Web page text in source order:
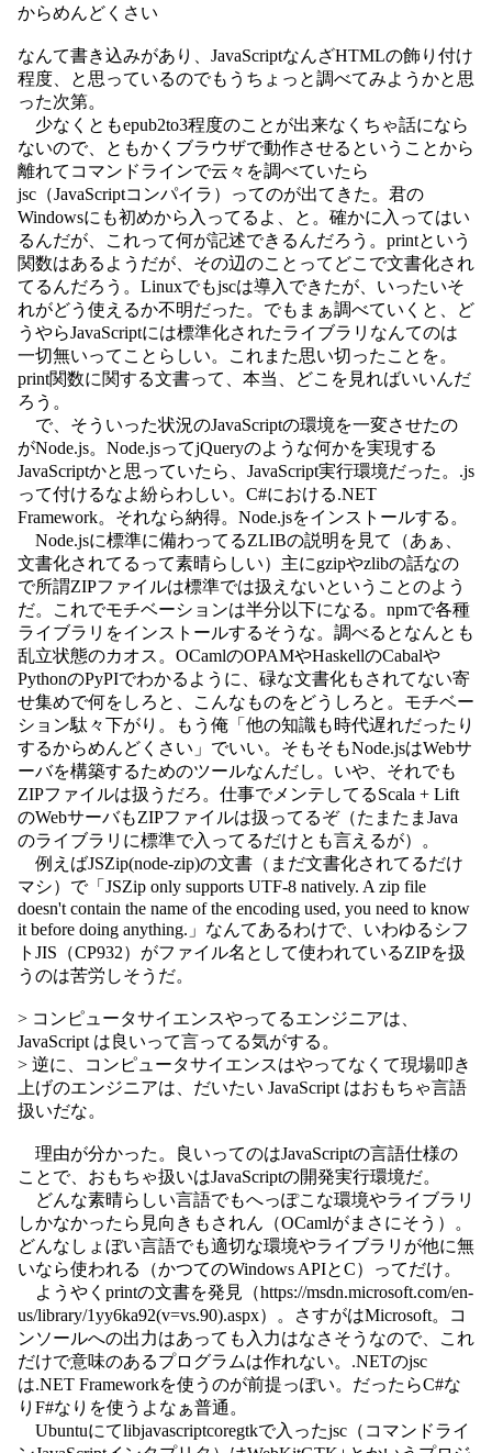
からめんどくさい
なんて書き込みがあり、JavaScriptなんざHTMLの飾り付け
程度、と思っているのでもうちょっと調べてみようかと思
った次第。
少なくともepub2to3程度のことが出来なくちゃ話になら
ないので、ともかくブラウザで動作させるということから
離れてコマンドラインで云々を調べていたら
jsc（JavaScriptコンパイラ）ってのが出てきた。君の
Windowsにも初めから入ってるよ、と。確かに入ってはい
るんだが、これって何が記述できるんだろう。printという
関数はあるようだが、その辺のことってどこで文書化され
てるんだろう。Linuxでもjscは導入できたが、いったいそ
れがどう使えるか不明だった。でもまぁ調べていくと、ど
うやらJavaScriptには標準化されたライブラリなんてのは
一切無いってことらしい。これまた思い切ったことを。
print関数に関する文書って、本当、どこを見ればいいんだ
ろう。
で、そういった状況のJavaScriptの環境を一変させたの
がNode.js。Node.jsってjQueryのような何かを実現する
JavaScriptかと思っていたら、JavaScript実行環境だった。.js
って付けるなよ紛らわしい。C#における.NET
Framework。それなら納得。Node.jsをインストールする。
Node.jsに標準に備わってるZLIBの説明を見て（あぁ、
文書化されてるって素晴らしい）主にgzipやzlibの話なの
で所謂ZIPファイルは標準では扱えないということのよう
だ。これでモチベーションは半分以下になる。npmで各種
ライブラリをインストールするそうな。調べるとなんとも
乱立状態のカオス。OCamlのOPAMやHaskellのCabalや
PythonのPyPIでわかるように、碌な文書化もされてない寄
せ集めで何をしろと、こんなものをどうしろと。モチベー
ション駄々下がり。もう俺「他の知識も時代遅れだったり
するからめんどくさい」でいい。そもそもNode.jsはWebサ
ーバを構築するためのツールなんだし。いや、それでも
ZIPファイルは扱うだろ。仕事でメンテしてるScala + Lift
のWebサーバもZIPファイルは扱ってるぞ（たまたまJava
のライブラリに標準で入ってるだけとも言えるが）。
例えばJSZip(node-zip)の文書（まだ文書化されてるだけ
マシ）で「JSZip only supports UTF-8 natively. A zip file
doesn't contain the name of the encoding used, you need to know
it before doing anything.」なんてあるわけで、いわゆるシフ
トJIS（CP932）がファイル名として使われているZIPを扱
うのは苦労しそうだ。
> コンピュータサイエンスやってるエンジニアは、
JavaScript は良いって言ってる気がする。
> 逆に、コンピュータサイエンスはやってなくて現場叩き
上げのエンジニアは、だいたい JavaScript はおもちゃ言語
扱いだな。
理由が分かった。良いってのはJavaScriptの言語仕様の
ことで、おもちゃ扱いはJavaScriptの開発実行環境だ。
どんな素晴らしい言語でもへっぽこな環境やライブラリ
しかなかったら見向きもされん（OCamlがまさにそう）。
どんなしょぼい言語でも適切な環境やライブラリが他に無
いなら使われる（かつてのWindows APIとC）ってだけ。
ようやくprintの文書を発見（https://msdn.microsoft.com/en-
us/library/1yy6ka92(v=vs.90).aspx）。さすがはMicrosoft。コ
ンソールへの出力はあっても入力はなさそうなので、これ
だけで意味のあるプログラムは作れない。.NETのjsc
は.NET Frameworkを使うのが前提っぽい。だったらC#な
りF#なりを使うよなぁ普通。
Ubuntuにてlibjavascriptcoregtkで入ったjsc（コマンドライ